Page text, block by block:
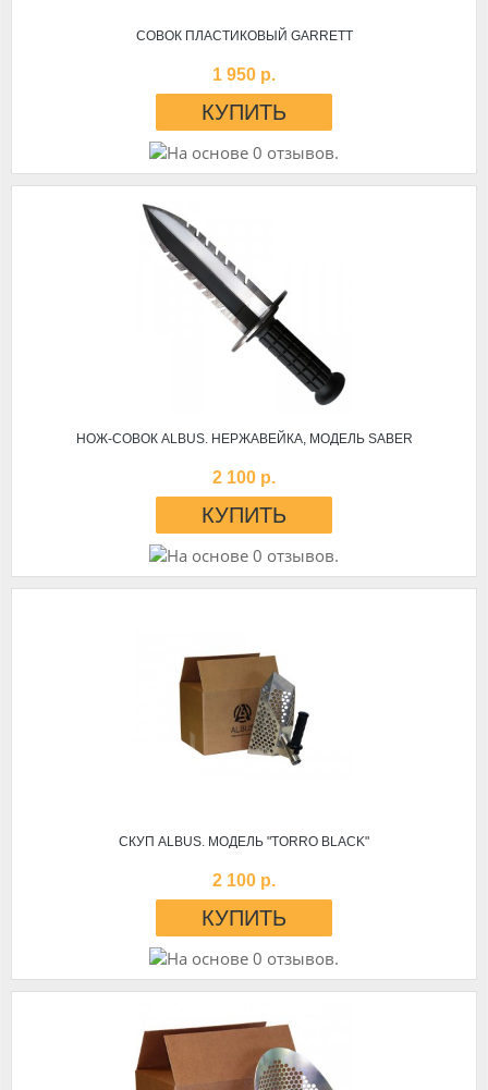
СОВОК ПЛАСТИКОВЫЙ GARRETT
1 950 р.
НОЖ-СОВОК ALBUS. НЕРЖАВЕЙКА, МОДЕЛЬ SABER
2 100 р.
СКУП ALBUS. МОДЕЛЬ "TORRO BLACK"
2 100 р.